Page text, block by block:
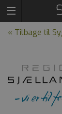
« Tilbage til